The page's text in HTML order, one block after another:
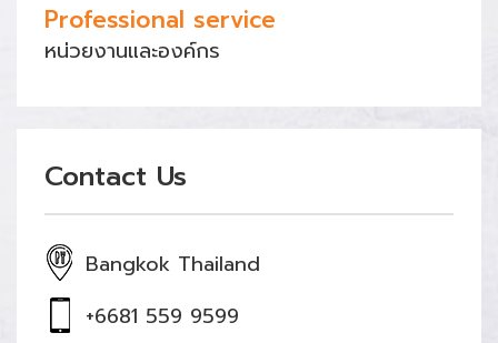
Professional service
หน่วยงานและองค์กร
Contact Us
Bangkok Thailand
+6681 559 9599